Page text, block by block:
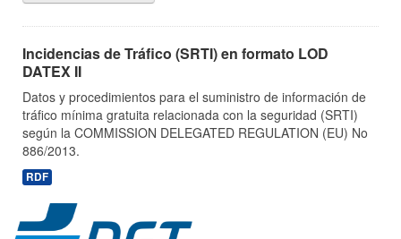
Incidencias de Tráfico (SRTI) en formato LOD
DATEX II
Datos y procedimientos para el suministro de información de
tráfico mínima gratuita relacionada con la seguridad (SRTI)
según la COMMISSION DELEGATED REGULATION (EU) No
886/2013.
RDF